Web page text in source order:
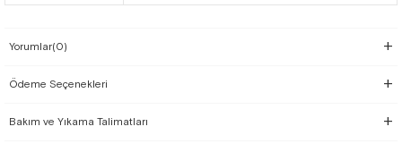
Yorumlar(0)
Ödeme Seçenekleri
Bakım ve Yıkama Talimatları